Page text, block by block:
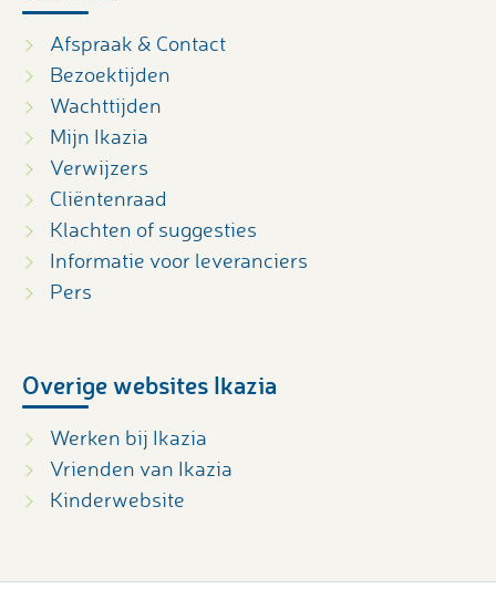
Afspraak & Contact
Bezoektijden
Wachttijden
Mijn Ikazia
Verwijzers
Cliëntenraad
Klachten of suggesties
Informatie voor leveranciers
Pers
Overige websites Ikazia
Werken bij Ikazia
Vrienden van Ikazia
Kinderwebsite